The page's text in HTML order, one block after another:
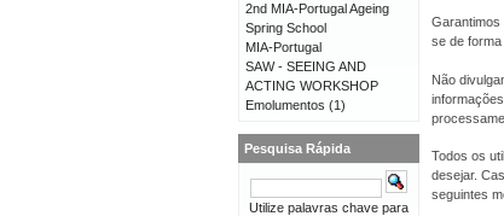
Garantimos
se de forma
Não
Todos os
desejar.
seguintes
2nd MIA-Portugal Ageing
Spring School
MIA-Portugal
SAW - SEEING AND
ACTING WORKSHOP
Emolumentos (1)
Pesquisa Rápida
Utilize palavras chave para